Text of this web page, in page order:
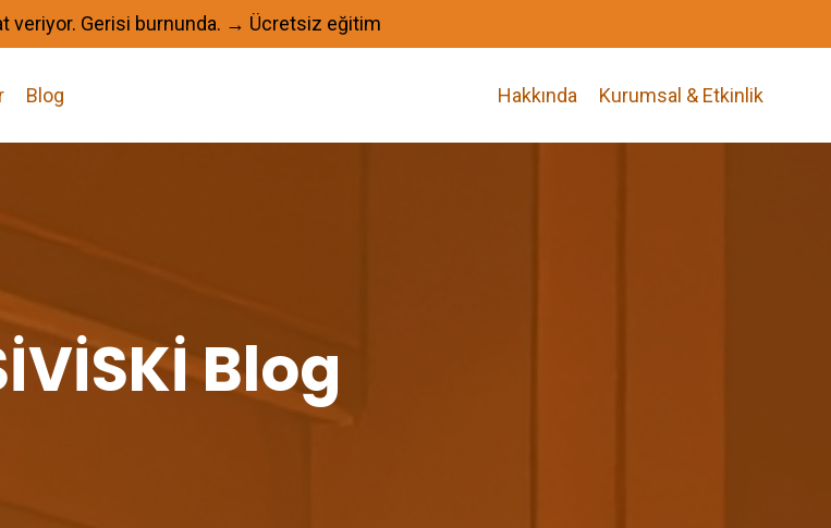
veriyor. Gerisi burnunda. → Ücretsiz eğitim
Blog Hakkında Kurumsal & Etkinlik
Blog